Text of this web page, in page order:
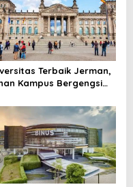
Terbaik Jerman,
Kampus Bergengsi